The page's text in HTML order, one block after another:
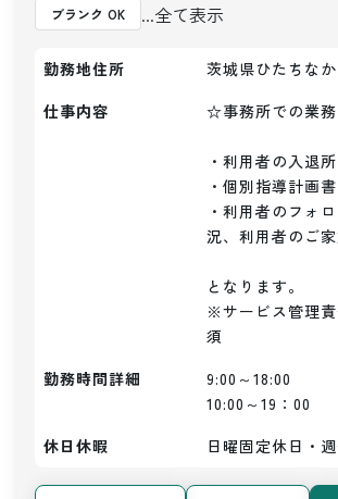
ブランク OK
...全て表示
勤務地住所
茨城県ひたちな
仕事内容
☆事務所での業
・利用者の入退
・個別指導計画
・利用者のフォ
況、利用者のご
となります。
※サービス管理
須
勤務時間詳細
9:00～18:00
10:00～19：00
休日休暇
日曜固定休日・